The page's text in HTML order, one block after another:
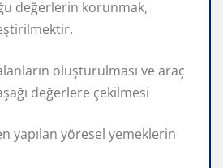
değerlerin korunmak,
oluşturulması ve araç
değerlere çekilmesi
yapılan yöresel yemeklerin